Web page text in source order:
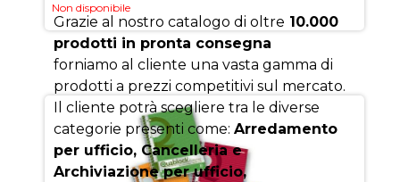
Non disponibile
Grazie al nostro catalogo di oltre 10.000
prodotti in pronta consegna
forniamo al cliente una vasta gamma di
prodotti a prezzi competitivi sul mercato.
Il cliente potrà scegliere tra le diverse
categorie presenti come: Arredamento
per ufficio, Cancelleria e
Archiviazione per ufficio,